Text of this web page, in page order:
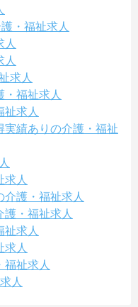
・福祉求人
人
人
求人
福祉求人
祉求人
実績ありの介護・福祉
求人
護・福祉求人
・福祉求人
祉求人
求人
祉求人
人